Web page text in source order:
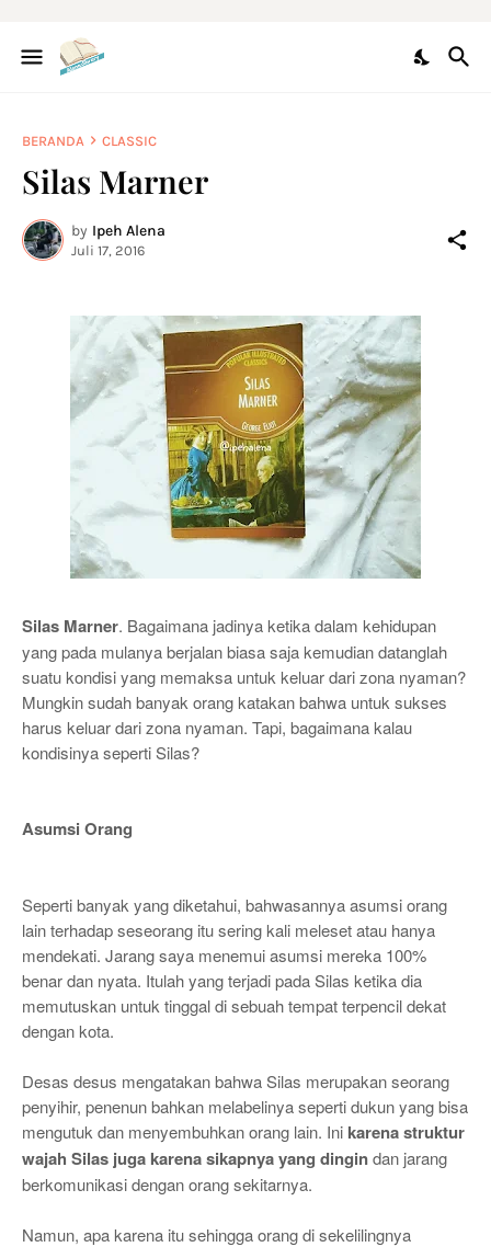
BERANDA CLASSIC
Silas Marner
by Ipeh Alena
Juli 17, 2016
Silas Marner. Bagaimana jadinya ketika dalam kehidupan
yang pada mulanya berjalan biasa saja kemudian datanglah
suatu kondisi yang memaksa untuk keluar dari zona nyaman?
Mungkin sudah banyak orang katakan bahwa untuk sukses
harus keluar dari zona nyaman. Tapi, bagaimana kalau
kondisinya seperti Silas?
Asumsi Orang
Seperti banyak yang diketahui, bahwasannya asumsi orang
lain terhadap seseorang itu sering kali meleset atau hanya
mendekati. Jarang saya menemui asumsi mereka 100%
benar dan nyata. Itulah yang terjadi pada Silas ketika dia
memutuskan untuk tinggal di sebuah tempat terpencil dekat
dengan kota.
Desas desus mengatakan bahwa Silas merupakan seorang
penyihir, penenun bahkan melabelinya seperti dukun yang bisa
mengutuk dan menyembuhkan orang lain. Ini karena struktur
wajah Silas juga karena sikapnya yang dingindan jarang
berkomunikasi dengan orang sekitarnya.
Namun, apa karena itu sehingga orang di sekelilingnya